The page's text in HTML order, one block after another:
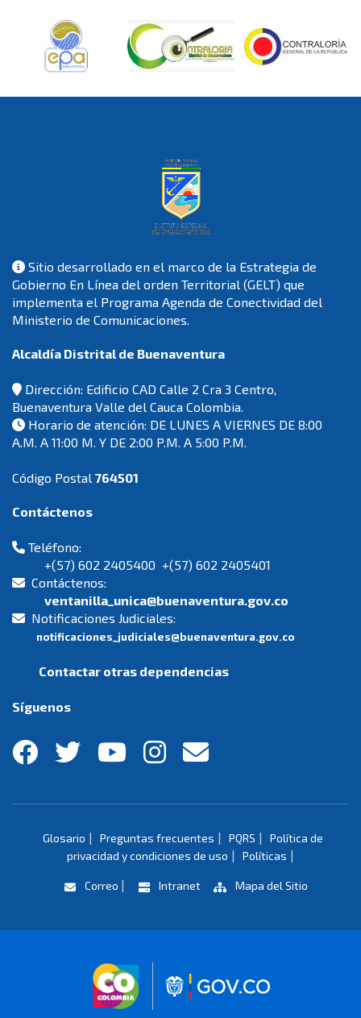
Sitio desarrollado en el marco de la Estrategia de
Gobierno En Línea del orden Territorial (GELT) que
implementa el Programa Agenda de Conectividad del
Ministerio de Comunicaciones.
Alcaldía Distrital de Buenaventura
Dirección: Edificio CAD Calle 2 Cra 3 Centro,
Buenaventura Valle del Cauca Colombia.
Horario de atención: DE LUNES A VIERNES DE 8:00
A.M. A 11:00 M. Y DE 2:00 P.M. A 5:00 P.M.
Código Postal 764501
Contáctenos
Teléfono:
+(57) 602 2405400 +(57) 602 2405401
Contáctenos:
ventanilla_unica@buenaventura.gov.co
Notificaciones Judiciales:
notificaciones_judiciales@buenaventura.gov.co
Contactar otras dependencias
Síguenos
Glosario | Preguntas frecuentes | PQRS |
Política de
privacidad y condiciones de uso | Políticas |
Correo | Intranet Mapa del Sitio
Logo marca Colombia
Logo Gobierno